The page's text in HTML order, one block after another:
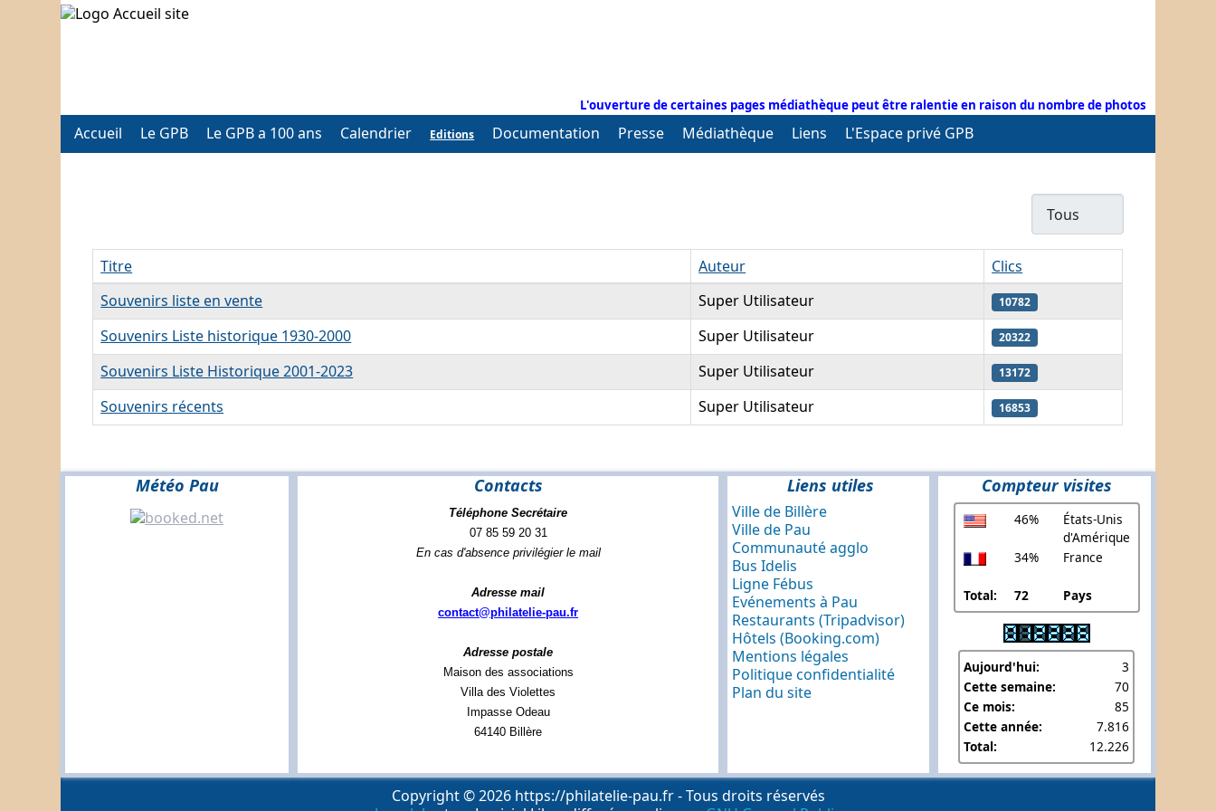
L'ouverture de certaines pages médiathèque peut être ralentie en raison du nombre de photos
Accueil Le GPB Le GPB a 100 ans Calendrier Editions Documentation Presse Médiathèque Liens L'Espace privé GPB
Afficher #
Articles
Titre Auteur
Clics
Souvenirs liste en vente
Super Utilisateur 10782
Souvenirs Liste historique 1930-2000 Super Utilisateur 20322
Souvenirs Liste Historique 2001-2023 Super Utilisateur 13172
Souvenirs récents Super Utilisateur 16853
Météo Pau Contacts
Téléphone Secrétaire
07 85 59 20 31
En cas d'absence privilégier le mail
Adresse mail
contact@philatelie-pau.fr
Adresse postale
Maison des associations
Villa des Violettes
Impasse Odeau
64140 Billère
Liens utiles
Ville de Billère
Ville de Pau
Communauté agglo
Bus Idelis
Ligne Fébus
Evénements à Pau
Restaurants (Tripadvisor)
Hôtels (Booking.com)
Mentions légales
Politique confidentialité
Plan du site
Compteur visites
46%
États-Unis
d'Amérique
34%
France
Total: 72 Pays
Aujourd'hui:
3
Cette semaine:
70
Ce mois:
85
Cette année:
7.816
Total:
12.226
Copyright © 2026 https://philatelie-pau.fr - Tous droits réservés